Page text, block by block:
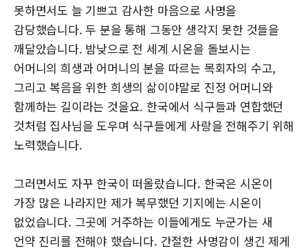
못하면서도 늘 기쁘고 감사한 마음으로 사명을
감당했습니다. 두 분을 통해 그동안 생각지 못한 것들을
깨달았습니다. 밤낮으로 전 세계 시온을 돌보시는
어머니의 희생과 어머니의 본을 따르는 목회자의 수고,
그리고 복음을 위한 희생의 삶이야말로 진정 어머니와
함께하는 길이라는 것을요. 한국에서 식구들과 연합했던
것처럼 집사님을 도우며 식구들에게 사랑을 전해주기 위해
노력했습니다.
그러면서도 자꾸 한국이 떠올랐습니다. 한국은 시온이
가장 많은 나라지만 제가 복무했던 기지에는 시온이
없었습니다. 그곳에 거주하는 이들에게도 누군가는 새
언약 진리를 전해야 했습니다. 간절한 사명감이 생긴 제게